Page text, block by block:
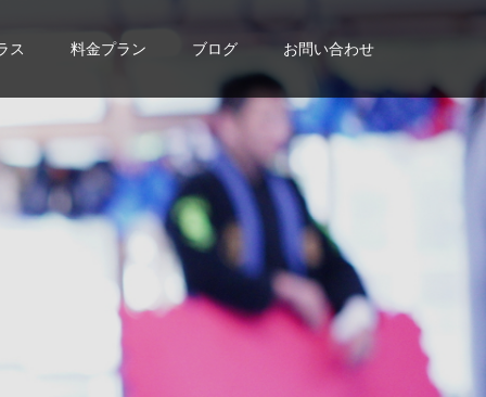
ス 料金プラン ブログ お問い合わせ